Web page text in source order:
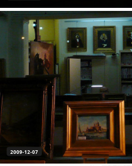
2009-12-07